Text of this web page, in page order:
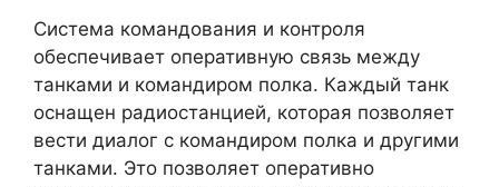
Система командования и контроля
обеспечивает оперативную связь между
танками и командиром полка. Каждый танк
оснащен радиостанцией, которая позволяет
вести диалог с командиром полка и другими
танками. Это позволяет оперативно